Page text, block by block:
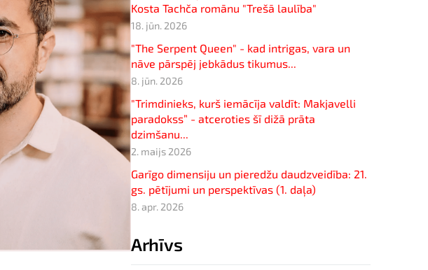
Kosta Tachča romānu "Trešā laulība"
18. jūn. 2026
"The Serpent Queen" - kad intrigas, vara un
nāve pārspēj jebkādus tikumus...
8. jūn. 2026
"Trimdinieks, kurš iemācīja valdīt: Makjavelli
paradokss” - atceroties šī dižā prāta
dzimšanu...
2. maijs 2026
Garīgo dimensiju un pieredžu daudzveidība: 21.
gs. pētījumi un perspektīvas (1. daļa)
8. apr. 2026
Arhīvs